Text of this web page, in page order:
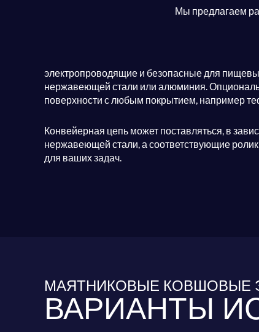
Мы предлагаем
электропроводящие и безопасные для
нержавеющей стали или алюминия.
поверхности с любым покрытием, например
Конвейерная цепь может поставляться, в
нержавеющей стали, а соответствующие
для ваших задач.
МАЯТНИКОВЫЕ КОВШОВЫЕ
ВАРИАНТЫ